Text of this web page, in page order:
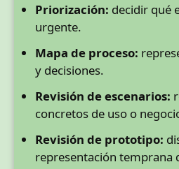
Priorización: decidir qué
urgente.
Mapa de proceso:
y decisiones.
Revisión de escenarios:
concretos de uso o
Revisión de prototipo:
representación temprana